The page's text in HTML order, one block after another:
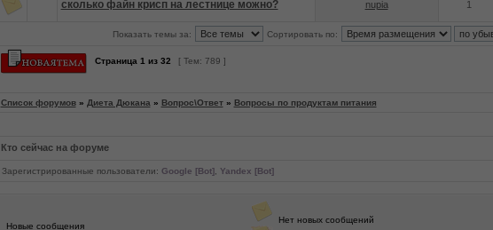
сколько файн крисп на лестнице можно? nupia 1
Показать темы за: Сортировать по:
Страница 1 из 32 [ Тем: 789 ]
Список форумов» Диета Дюкана » Вопрос\Ответ» Вопросы по продуктам питания
Кто сейчас на форуме
Зарегистрированные пользователи: Google [Bot], Yandex [Bot]
Новые сообщения
Нет новых сообщений